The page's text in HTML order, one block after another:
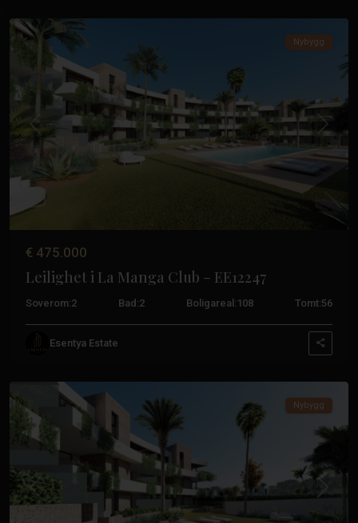
Tidligere Neste
Nybygg
€ 475.000
Leilighet i La Manga Club – EE12247
Soverom:2 Bad:2 Boligareal: 108 Tomt:56
Esentya Estate
Manga-
Tidligere Neste
Nybygg